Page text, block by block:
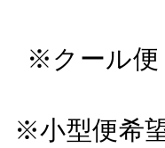
※クール
※小型便希